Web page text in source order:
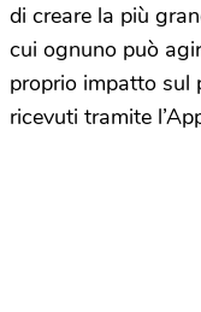
di creare la più
cui ognuno può
proprio impatto sul
ricevuti tramite